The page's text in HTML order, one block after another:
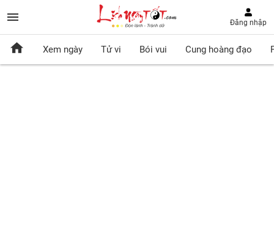
Đăng nhập
Xem ngày Tử vi Bói vui Cung hoàng đạo